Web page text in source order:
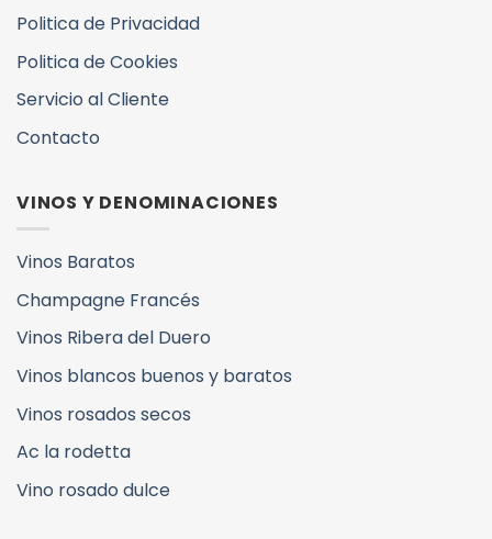
Politica de Privacidad
Politica de Cookies
Servicio al Cliente
Contacto
VINOS Y DENOMINACIONES
Vinos Baratos
Champagne Francés
Vinos Ribera del Duero
Vinos blancos buenos y baratos
Vinos rosados secos
Ac la rodetta
Vino rosado dulce